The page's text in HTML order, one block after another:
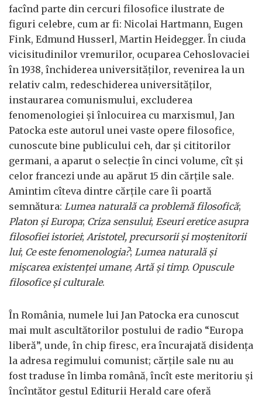
facînd parte din cercuri filosofice ilustrate de
figuri celebre, cum ar fi: Nicolai Hartmann, Eugen
Fink, Edmund Husserl, Martin Heidegger. În ciuda
vicisitudinilor vremurilor, ocuparea Cehoslovaciei
în 1938, închiderea universităților, revenirea la un
relativ calm, redeschiderea universităților,
instaurarea comunismului, excluderea
fenomenologiei și înlocuirea cu marxismul, Jan
Patocka este autorul unei vaste opere filosofice,
cunoscute bine publicului ceh, dar și cititorilor
germani, a aparut o selecție în cinci volume, cît și
celor francezi unde au apărut 15 din cărțile sale.
Amintim cîteva dintre cărțile care îi poartă
semnătura: Lumea naturală ca problemă filosofică;
Platon și Europa; Criza sensului; Eseuri eretice asupra
filosofiei istoriei; Aristotel, precursorii și moștenitorii
lui; Ce este fenomenologia?; Lumea naturală și
mișcarea existenței umane; Artă și timp. Opuscule
filosofice și culturale.
În România, numele lui Jan Patocka era cunoscut
mai mult ascultătorilor postului de radio “Europa
liberă”, unde, în chip firesc, era încurajată disidența
la adresa regimului comunist; cărțile sale nu au
fost traduse în limba română, încît este meritoriu și
încîntător gestul Editurii Herald care oferă